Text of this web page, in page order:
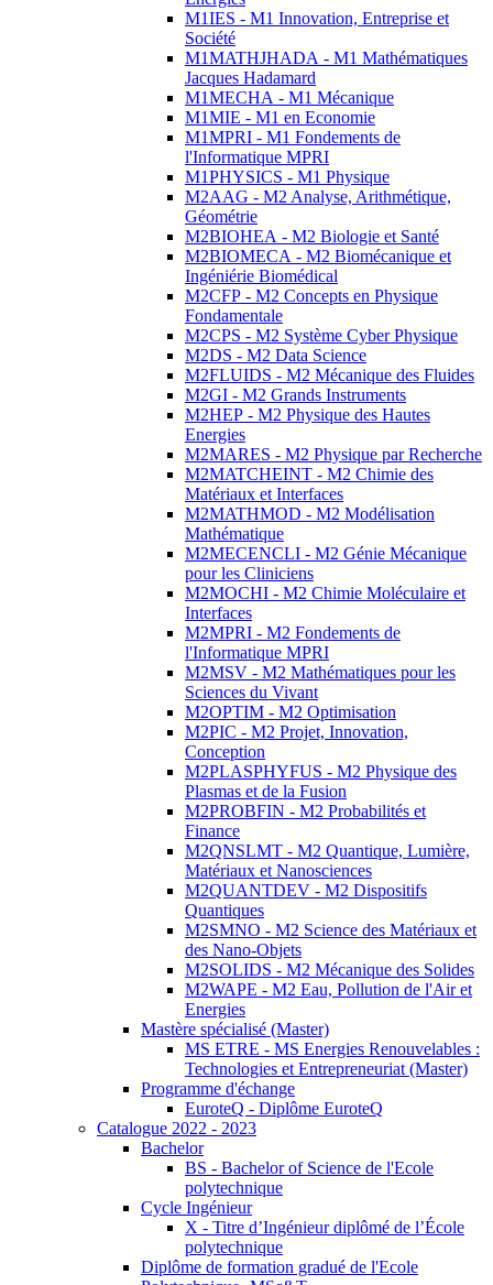
M1IES - M1 Innovation, Entreprise et
Société
M1MATHJHADA - M1 Mathématiques
Jacques Hadamard
M1MECHA - M1 Mécanique
M1MIE - M1 en Economie
M1MPRI - M1 Fondements de
l'Informatique MPRI
M1PHYSICS - M1 Physique
M2AAG - M2 Analyse, Arithmétique,
Géométrie
M2BIOHEA - M2 Biologie et Santé
M2BIOMECA - M2 Biomécanique et
Ingéniérie Biomédical
M2CFP - M2 Concepts en Physique
Fondamentale
M2CPS - M2 Système Cyber Physique
M2DS - M2 Data Science
M2FLUIDS - M2 Mécanique des Fluides
M2GI - M2 Grands Instruments
M2HEP - M2 Physique des Hautes
Energies
M2MARES - M2 Physique par Recherche
M2MATCHEINT - M2 Chimie des
Matériaux et Interfaces
M2MATHMOD - M2 Modélisation
Mathématique
M2MECENCLI - M2 Génie Mécanique
pour les Cliniciens
M2MOCHI - M2 Chimie Moléculaire et
Interfaces
M2MPRI - M2 Fondements de
l'Informatique MPRI
M2MSV - M2 Mathématiques pour les
Sciences du Vivant
M2OPTIM - M2 Optimisation
M2PIC - M2 Projet, Innovation,
Conception
M2PLASPHYFUS - M2 Physique des
Plasmas et de la Fusion
M2PROBFIN - M2 Probabilités et
Finance
M2QNSLMT - M2 Quantique, Lumière,
Matériaux et Nanosciences
M2QUANTDEV - M2 Dispositifs
Quantiques
M2SMNO - M2 Science des Matériaux et
des Nano-Objets
M2SOLIDS - M2 Mécanique des Solides
M2WAPE - M2 Eau, Pollution de l'Air et
Energies
Mastère spécialisé (Master)
MS ETRE - MS Energies Renouvelables :
Technologies et Entrepreneuriat (Master)
Programme d'échange
EuroteQ - Diplôme EuroteQ
Catalogue 2022 - 2023
Bachelor
BS - Bachelor of Science de l'Ecole
polytechnique
Cycle Ingénieur
X - Titre d’Ingénieur diplômé de l’École
polytechnique
Diplôme de formation gradué de l'Ecole